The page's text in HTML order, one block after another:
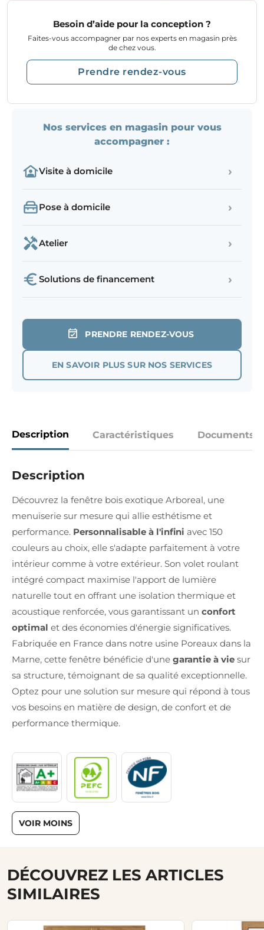
Besoin d’aide pour la conception ?
Faites-vous accompagner par nos experts en magasin près
de chez vous.
Prendre rendez-vous
Nos services en magasin pour vous
accompagner :
Visite à domicile ›
Pose à domicile ›
Atelier ›
Solutions de financement ›
PRENDRE RENDEZ-VOUS
EN SAVOIR PLUS SUR NOS SERVICES
Description Caractéristiques Documents
Description
Découvrez la fenêtre bois exotique Arboreal, une
menuiserie sur mesure qui allie esthétisme et
performance. Personnalisable à l'infini avec 150
couleurs au choix, elle s'adapte parfaitement à votre
intérieur comme à votre extérieur. Son volet roulant
intégré compact maximise l'apport de lumière
naturelle tout en offrant une isolation thermique et
acoustique renforcée, vous garantissant un confort
optimal et des économies d'énergie significatives.
Fabriquée en France dans notre usine Poreaux dans la
Marne, cette fenêtre bénéficie d'une garantie à vie sur
sa structure, témoignant de sa qualité exceptionnelle.
Optez pour une solution sur mesure qui répond à tous
vos besoins en matière de design, de confort et de
performance thermique.
VOIR MOINS
DÉCOUVREZ LES ARTICLES
SIMILAIRES